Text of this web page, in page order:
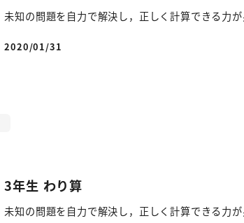
未知の問題を自力で解決し，正しく計算できる力
投稿日
2020/01/31
3年生 わり算
未知の問題を自力で解決し，正しく計算できる力